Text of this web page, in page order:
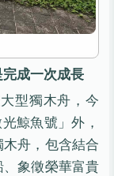
成一次成長
型獨木舟，今
鯨魚號」外，
舟，包含結合
象徵榮華富貴